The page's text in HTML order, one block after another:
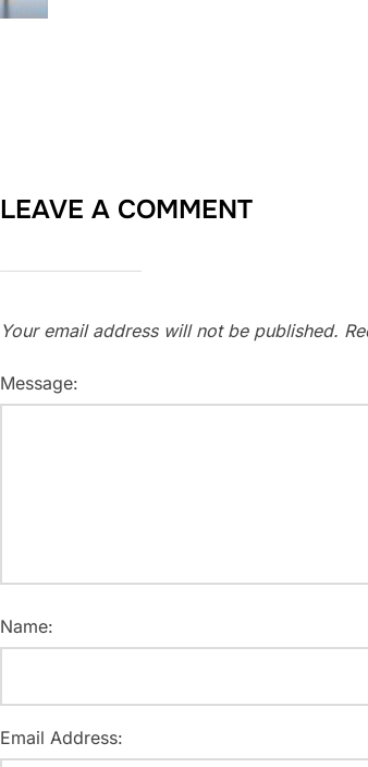
LEAVE A COMMENT
Your email address will not be published.
Message:
Name:
Email Address: